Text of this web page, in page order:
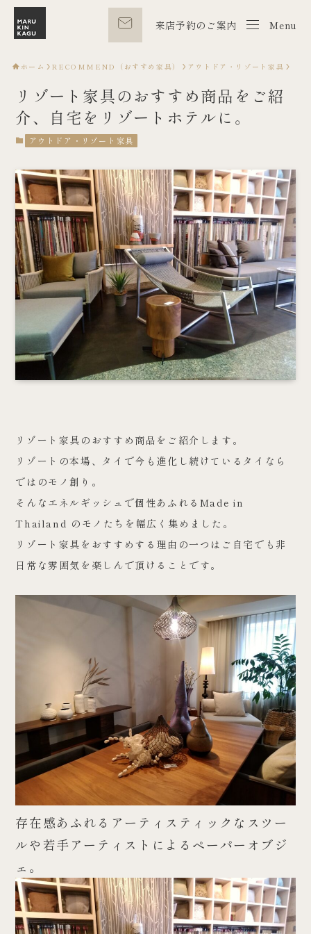
来店予約のご案内 Menu
Menu
ホーム RECOMMEND（おすすめ家具） アウトドア・リゾート家具
リゾート家具のおすすめ商品をご紹
介、自宅をリゾートホテルに。
アウトドア・リゾート家具
リゾート家具のおすすめ商品をご紹介します。
リゾートの本場、タイで今も進化し続けているタイなら
ではのモノ創り。
そんなエネルギッシュで個性あふれるMade in
Thailand のモノたちを幅広く集めました。
リゾート家具をおすすめする理由の一つはご自宅でも非
日常な雰囲気を楽しんで頂けることです。
存在感あふれるアーティスティックなスツー
ルや若手アーティストによるペーパーオブジ
ェ。